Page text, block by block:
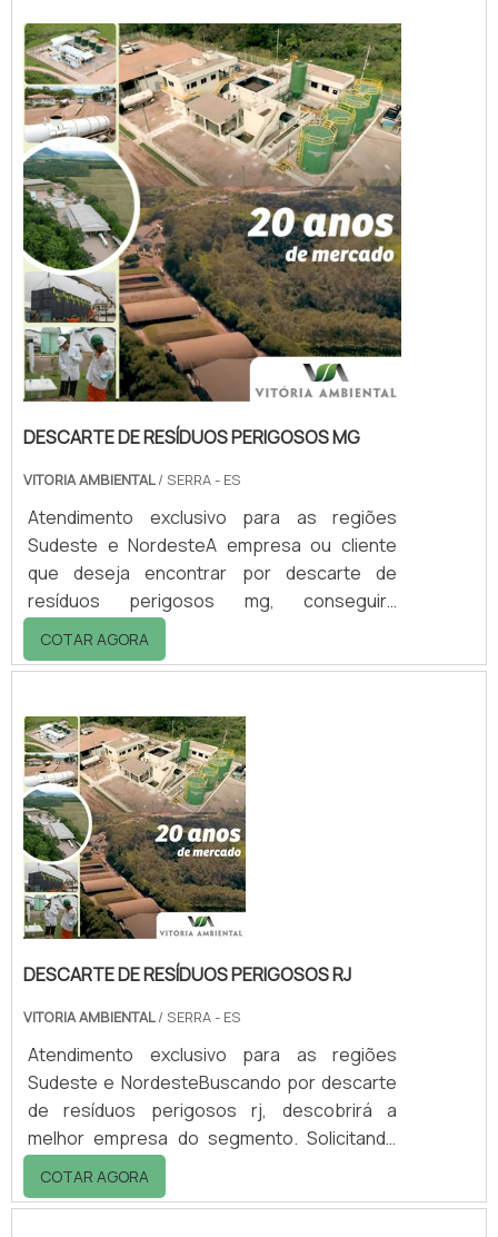
DESCARTE DE RESÍDUOS PERIGOSOS MG
VITORIA AMBIENTAL/ SERRA - ES
Atendimento exclusivo para as regiões
Sudeste e NordesteA empresa ou cliente
que deseja encontrar por descarte de
resíduos perigosos mg, conseguirá
encontrar no website da Vitória Ambiental.
Realizando uma cotação por meio da
descobrindo a melhor referência em
qualidade do mercado.Quando a questão é
descarte de resíduos perigosos mg, com a
equipe da Vitória Ambiental conseguirá
proteção com comp...
COTAR AGORA
DESCARTE DE RESÍDUOS PERIGOSOS RJ
VITORIA AMBIENTAL/ SERRA - ES
Atendimento exclusivo para as regiões
Sudeste e NordesteBuscando por descarte
de resíduos perigosos rj, descobrirá a
melhor empresa do segmento. Solicitando
mais informações na vitrine que se chama
Soluções Industriais e conhecendo a melhor
COTAR AGORA